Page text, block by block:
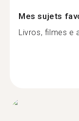
Mes sujets
Livros, filmes e